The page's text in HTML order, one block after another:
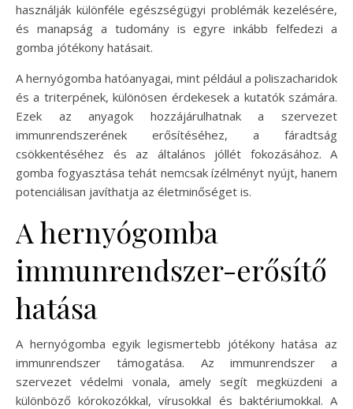
használják különféle egészségügyi problémák kezelésére,
és manapság a tudomány is egyre inkább felfedezi a
gomba jótékony hatásait.
A hernyógomba hatóanyagai, mint például a poliszacharidok
és a triterpének, különösen érdekesek a kutatók számára.
Ezek az anyagok hozzájárulhatnak a szervezet
immunrendszerének erősítéséhez, a fáradtság
csökkentéséhez és az általános jóllét fokozásához. A
gomba fogyasztása tehát nemcsak ízélményt nyújt, hanem
potenciálisan javíthatja az életminőséget is.
A hernyógomba
immunrendszer-erősítő
hatása
A hernyógomba egyik legismertebb jótékony hatása az
immunrendszer támogatása. Az immunrendszer a
szervezet védelmi vonala, amely segít megküzdeni a
különböző kórokozókkal, vírusokkal és baktériumokkal. A